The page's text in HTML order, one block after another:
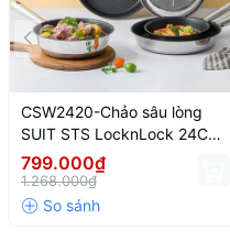
CSW2420-Chảo sâu lòng
SUIT STS LocknLock 24CM
- CN-4-STS-Single
799.000₫
1.268.000₫